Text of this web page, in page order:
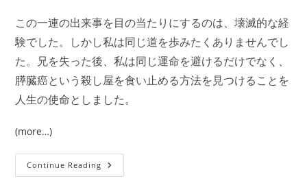
この一連の出来事を目の当たりにするのは、壊滅的な経
験でした。しかし私は同じ道を歩みたくありませんでし
た。兄を失った後、私は同じ運命を避けるだけでなく、
膵臓癌という殺し屋を食い止める方法を見つけることを
人生の使命としました。
(more…)
Continue Reading サ
バ